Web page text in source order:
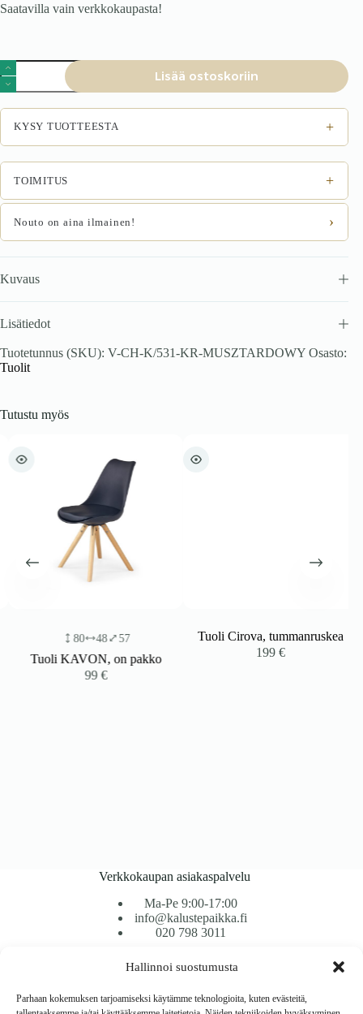
Hallinnoi suostumusta
Parhaan kokemuksen tarjoamiseksi käytämme teknologioita, kuten evästeitä,
Saatavilla vain verkkokaupasta!
Tuoli
SINEL,
sinappiväri
määrä
Lisää ostoskoriin
KYSY TUOTTEESTA +
TOIMITUS +
Nouto on aina ilmainen! ›
Kuvaus
Lisätiedot
Tuotetunnus (SKU): V-CH-K/531-KR-MUSZTARDOWY Osasto:
Tuolit
Tutustu myös
80 48 57
Tuoli KAVON, on pakko
99€
Tuoli Cirova, tummanruskea
199€
Verkkokaupan asiakaspalvelu
Ma-Pe 9:00-17:00
info@kalustepaikka.fi
020 798 3011
Tavarantoimitus / Maksutavat
Toimitustavat
Maksutavat